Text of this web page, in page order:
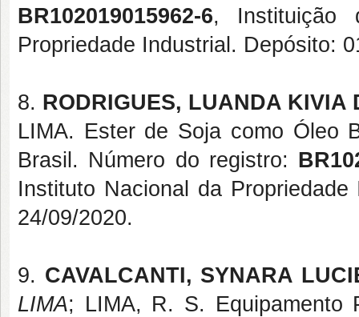
BR102019015962-6, Instituição
Propriedade Industrial. Depósito:
8. RODRIGUES, LUANDA KIVIA
LIMA. Ester de Soja como Óleo
Brasil. Número do registro:
Instituto Nacional da
24/09/2020.
9. CAVALCANTI, SYNARA
LIMA; LIMA, R. S. Equipamento